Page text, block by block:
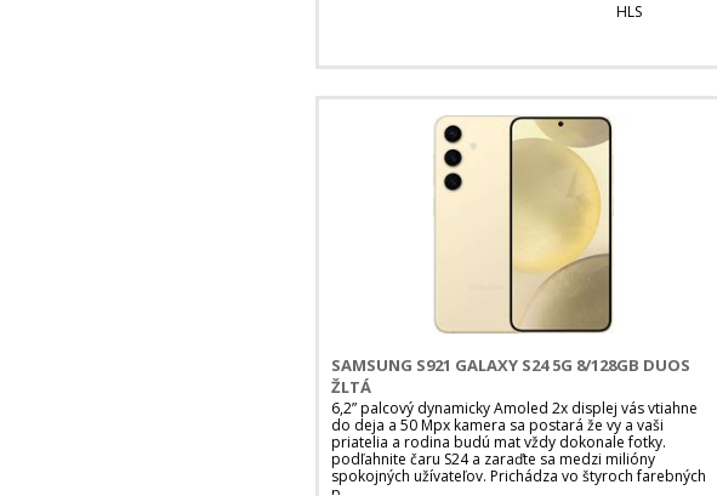
HLS
SAMSUNG S921 GALAXY S24 5G 8/128GB DUOS
ŽLTÁ
6,2” palcový dynamicky Amoled 2x displej vás vtiahne
do deja a 50 Mpx kamera sa postará že vy a vaši
priatelia a rodina budú mat vždy dokonale fotky.
podľahnite čaru S24 a zaraďte sa medzi milióny
spokojných užívateľov. Prichádza vo štyroch farebných